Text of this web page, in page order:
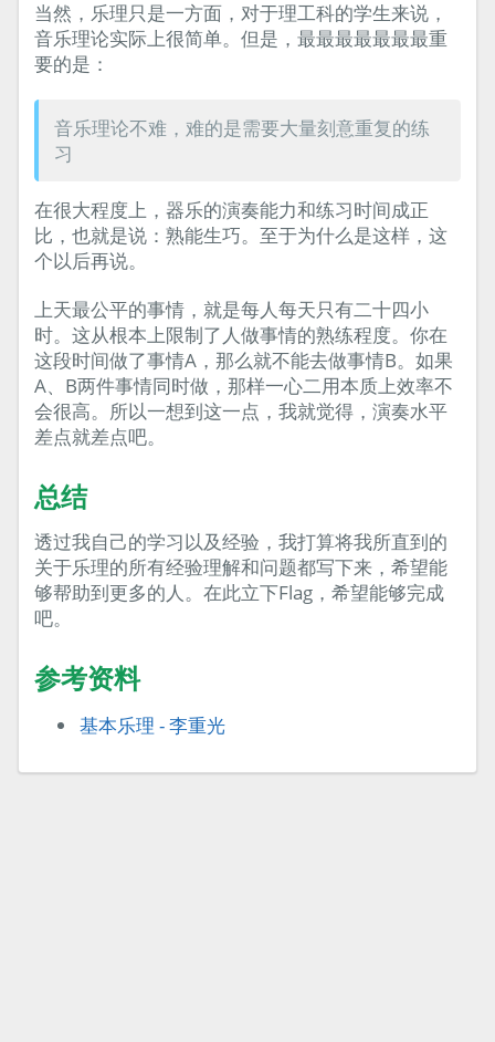
当然，乐理只是一方面，对于理工科的学生来说，
音乐理论实际上很简单。但是，最最最最最最最重
要的是：
音乐理论不难，难的是需要大量刻意重复的练
习
在很大程度上，器乐的演奏能力和练习时间成正
比，也就是说：熟能生巧。至于为什么是这样，这
个以后再说。
上天最公平的事情，就是每人每天只有二十四小
时。这从根本上限制了人做事情的熟练程度。你在
这段时间做了事情A，那么就不能去做事情B。如果
A、B两件事情同时做，那样一心二用本质上效率不
会很高。所以一想到这一点，我就觉得，演奏水平
差点就差点吧。
总结
透过我自己的学习以及经验，我打算将我所直到的
关于乐理的所有经验理解和问题都写下来，希望能
够帮助到更多的人。在此立下Flag，希望能够完成
吧。
参考资料
基本乐理 - 李重光